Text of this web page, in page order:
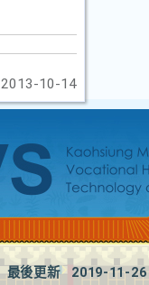
2013-10-14
最後更新
2019-11-26